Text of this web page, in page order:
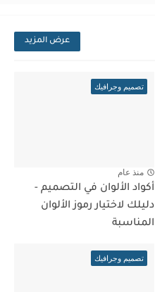
عرض المزيد
تصميم وجرافيك
منذ عام
أكواد الألوان في التصميم -
دليلك لاختيار رموز الألوان
المناسبة
تصميم وجرافيك